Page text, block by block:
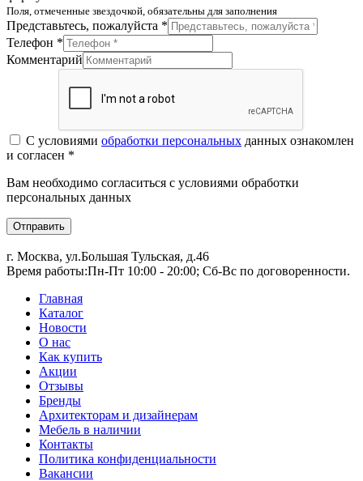
Поля, отмеченные звездочкой, обязательны для заполнения
Представьтесь, пожалуйста *
Телефон *
Комментарий
С условиями обработки персональных данных ознакомлен
и согласен *
Вам необходимо согласиться с условиями обработки
персональных данных
Отправить
г. Москва, ул.Большая Тульская, д.46
Время работы:Пн-Пт 10:00 - 20:00; Сб-Вс по договоренности.
Главная
Каталог
Новости
О нас
Как купить
Акции
Отзывы
Бренды
Архитекторам и дизайнерам
Мебель в наличии
Контакты
Политика конфиденциальности
Вакансии